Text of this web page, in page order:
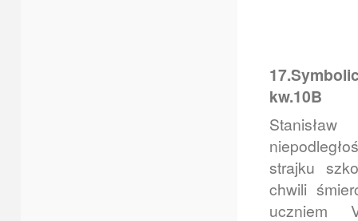
kw.10B
strajku
chwili
uczniem